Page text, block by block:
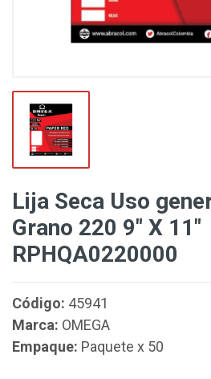
Lija Seca Uso
Grano 220 9" X 11"
RPHQA0220000
Código: 45941
Marca: OMEGA
Empaque: Paquete x 50